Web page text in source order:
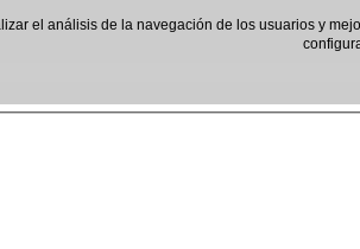
el análisis de la navegación de los usuarios y